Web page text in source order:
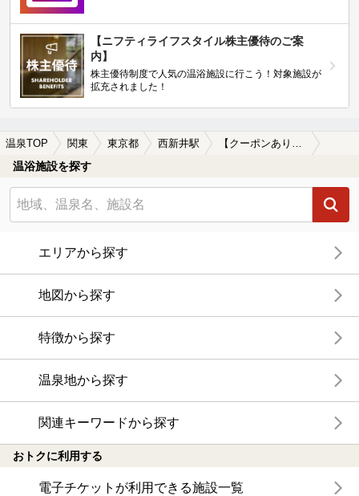
【ニフティライフスタイル株主優待のご案
内】
株主優待制度で人気の温浴施設に行こう！対象施設が
拡充されました！
温泉TOP 関東 東京都 西新井駅 【クーポンあり】切り傷に効能がある西新井駅近くの温泉、日帰り温泉、スーパー銭湯おすすめ
温浴施設を探す
エリアから探す
地図から探す
特徴から探す
温泉地から探す
関連キーワードから探す
おトクに利用する
電子チケットが利用できる施設一覧